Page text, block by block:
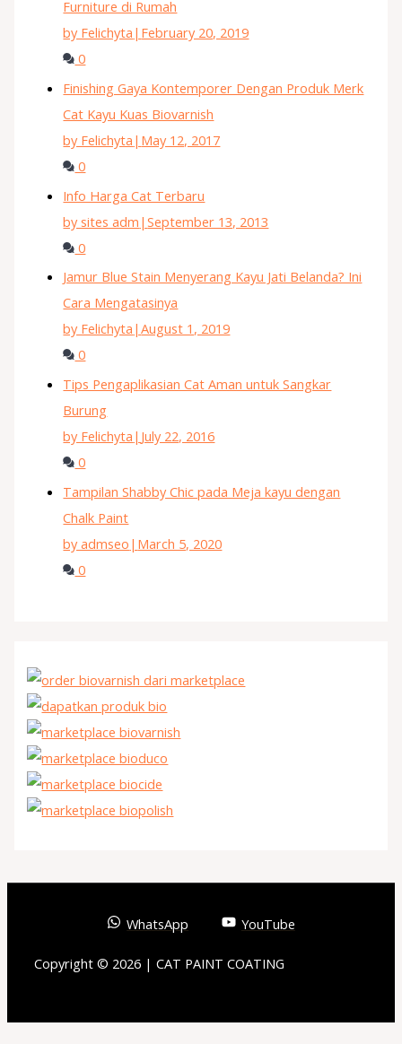
Furniture di Rumah
by Felichyta | February 20, 2019
0
Finishing Gaya Kontemporer Dengan Produk Merk
Cat Kayu Kuas Biovarnish
by Felichyta | May 12, 2017
0
Info Harga Cat Terbaru
by sites adm |September 13, 2013
0
Jamur Blue Stain Menyerang Kayu Jati Belanda? Ini
Cara Mengatasinya
by Felichyta |August 1, 2019
0
Tips Pengaplikasian Cat Aman untuk Sangkar
Burung
by Felichyta | July 22, 2016
0
Tampilan Shabby Chic pada Meja kayu dengan
Chalk Paint
by admseo | March 5, 2020
0
WhatsApp YouTube
Copyright © 2026 | CAT PAINT COATING